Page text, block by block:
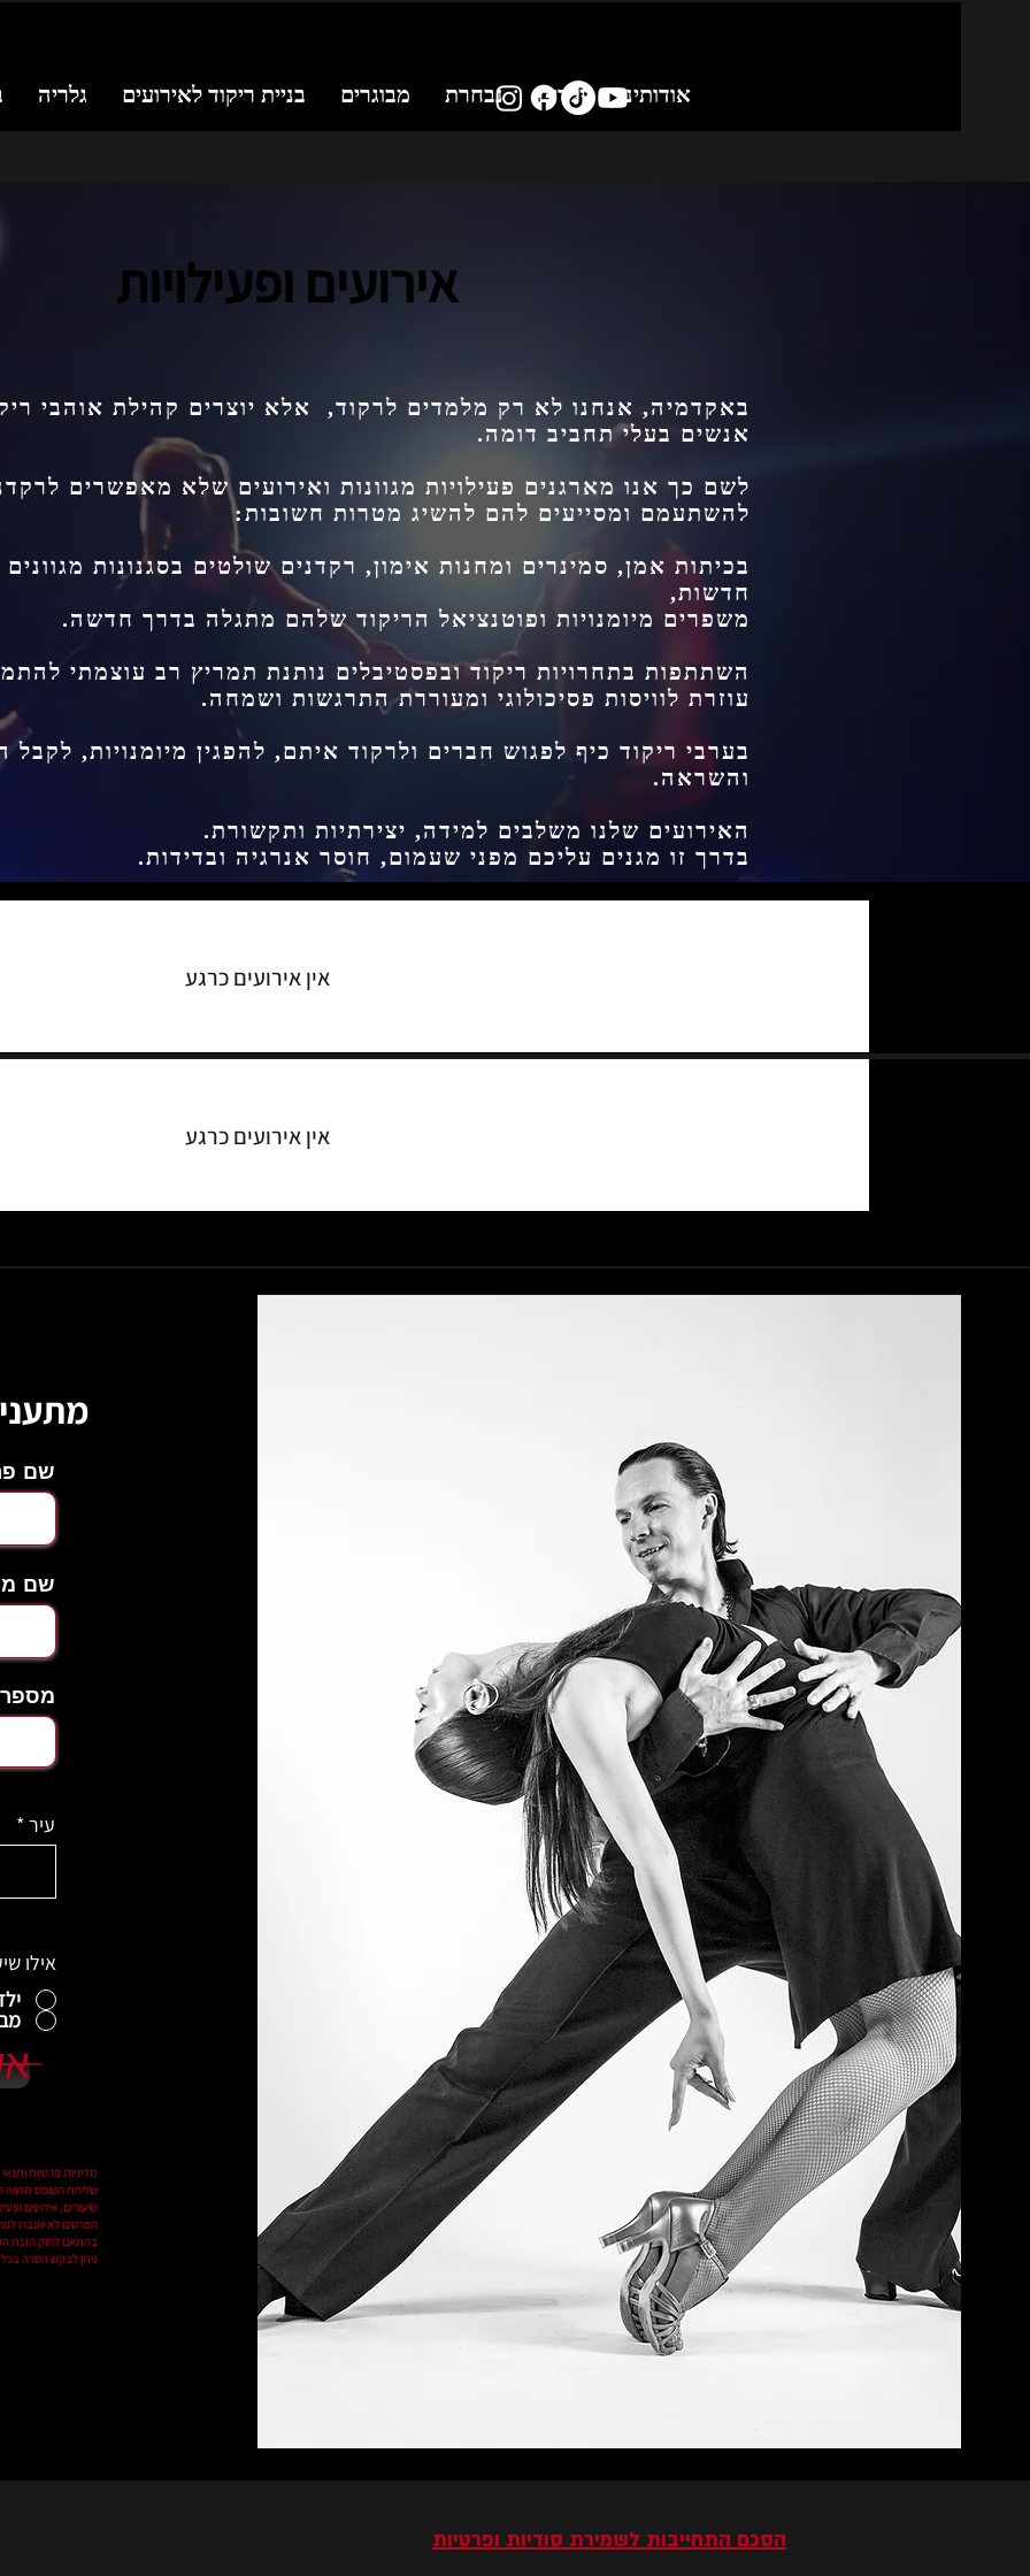
אודותינו ילדים נבחרת מבוגרים בניית ריקוד לאירועים גלריה
אירועים ופעילויות
באקדמיה, אנחנו לא רק מלמדים לרקוד, אלא יוצרים קהילת אוהבי
אנשים בעלי תחביב דומה.
לשם כך אנו מארגנים פעילויות מגוונות ואירועים שלא מאפשרים
להשתעמם ומסייעים להם להשיג מטרות חשובות:
בכיתות אמן, סמינרים ומחנות אימון, רקדנים שולטים בסגנונות מגוונים
חדשות,
משפרים מיומנויות ופוטנציאל הריקוד שלהם מתגלה בדרך חדשה.
השתתפות בתחרויות ריקוד ובפסטיבלים נותנת תמריץ רב עוצמתי
עוזרת לוויסות פסיכולוגי ומעוררת התרגשות ושמחה.
בערבי ריקוד כיף לפגוש חברים ולרקוד איתם, להפגין מיומנויות,
והשראה.
האירועים שלנו משלבים למידה, יצירתיות ותקשורת.
בדרך זו מגנים עליכם מפני שעמום, חוסר אנרגיה ובדידות.
אין אירועים כרגע
אין אירועים כרגע
שם
שם
מספר
עיר
אילו
מדיניות פרטיות
שליחת הטופס מהווה
שיעורים, אירועים
בהתאם לחוק הגנת
ניתן לבקש הסרה
הסכם התחייבות לשמירת סודיות ופרטיות